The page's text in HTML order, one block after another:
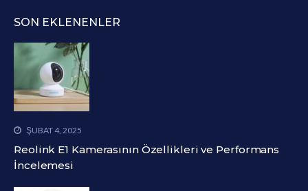
SON EKLENENLER
ŞUBAT 4, 2025
Reolink E1 Kamerasının Özellikleri ve Performans
İncelemesi